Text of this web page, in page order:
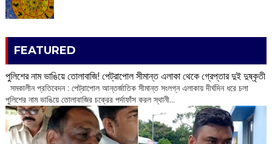
FEATURED
পুলিশের নাম ভাঙিয়ে তোলাবাজি! পেট্রাপোল সীমান্ত এলাকা থেকে গ্রেপ্তার দুই দুষ্কৃতী
সমকালীন প্রতিবেদন : পেট্রাপোল আন্তর্জাতিক সীমান্ত সংলগ্ন এলাকায় দীর্ঘদিন ধরে চলা
পুলিশের নাম ভাঙিয়ে তোলাবাজির চক্রের পর্দাফাঁস করল স্থানী...